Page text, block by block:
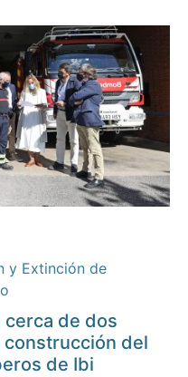
y Extinción de
cerca de dos
construcción del
de Ibi